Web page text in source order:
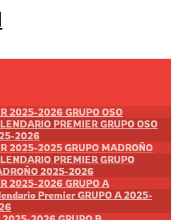
2025-2026 GRUPO OSO
PREMIER GRUPO OSO
2026
2025-2025 GRUPO MADROÑO
PREMIER GRUPO
2025-2026
2025-2026 GRUPO A
Premier GRUPO A 2025-